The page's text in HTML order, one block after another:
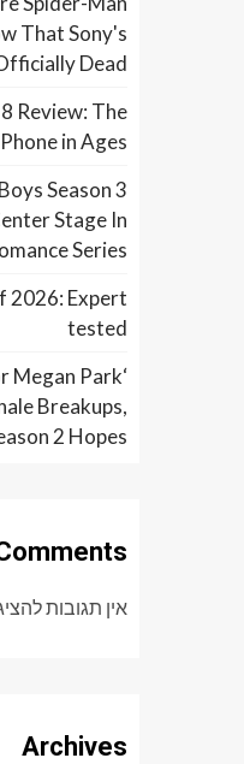
That Sony's
Dead
Review: The
in Ages
Season 3
Stage In
Series
2026: Expert
tested
Megan Park
Breakups,
2 Hopes
אין תגובות
Archives